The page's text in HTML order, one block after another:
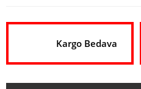
Kargo Bedava